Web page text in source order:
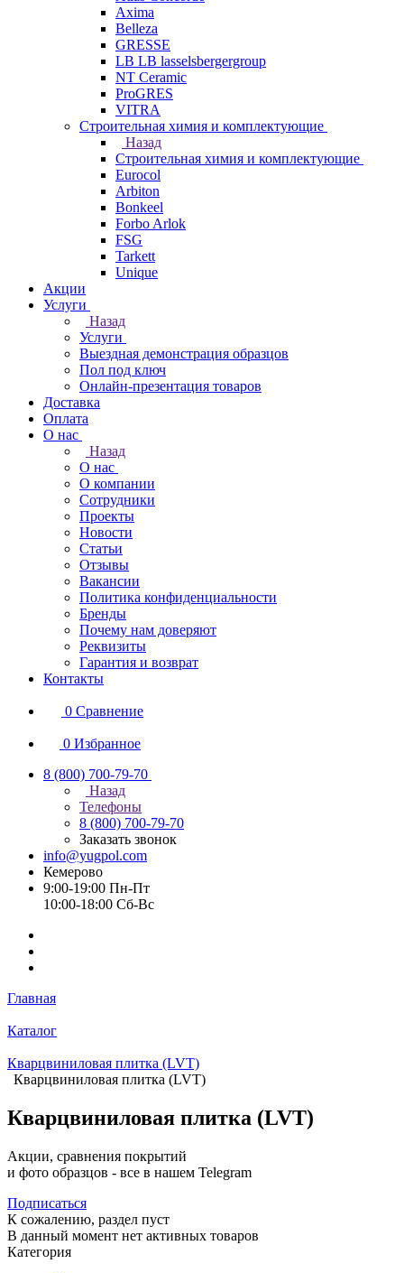
Axima
Belleza
GRESSE
LB LB lasselsbergergroup
NT Ceramic
ProGRES
VITRA
Строительная химия и комплектующие
Назад
Строительная химия и комплектующие
Eurocol
Arbiton
Bonkeel
Forbo Arlok
FSG
Tarkett
Unique
Акции
Услуги
Назад
Услуги
Выездная демонстрация образцов
Пол под ключ
Онлайн-презентация товаров
Доставка
Оплата
О нас
Назад
О нас
О компании
Сотрудники
Проекты
Новости
Статьи
Отзывы
Вакансии
Политика конфиденциальности
Бренды
Почему нам доверяют
Реквизиты
Гарантия и возврат
Контакты
0 Сравнение
0 Избранное
8 (800) 700-79-70
Назад
Телефоны
8 (800) 700-79-70
Заказать звонок
info@yugpol.com
Кемерово
9:00-19:00 Пн-Пт
10:00-18:00 Cб-Вс
Главная
Каталог
Кварцвиниловая плитка (LVT)
Кварцвиниловая плитка (LVT)
Кварцвиниловая плитка (LVT)
Акции, сравнения покрытий
и фото образцов - все в нашем Telegram
Подписаться
К сожалению, раздел пуст
В данный момент нет активных товаров
Категория